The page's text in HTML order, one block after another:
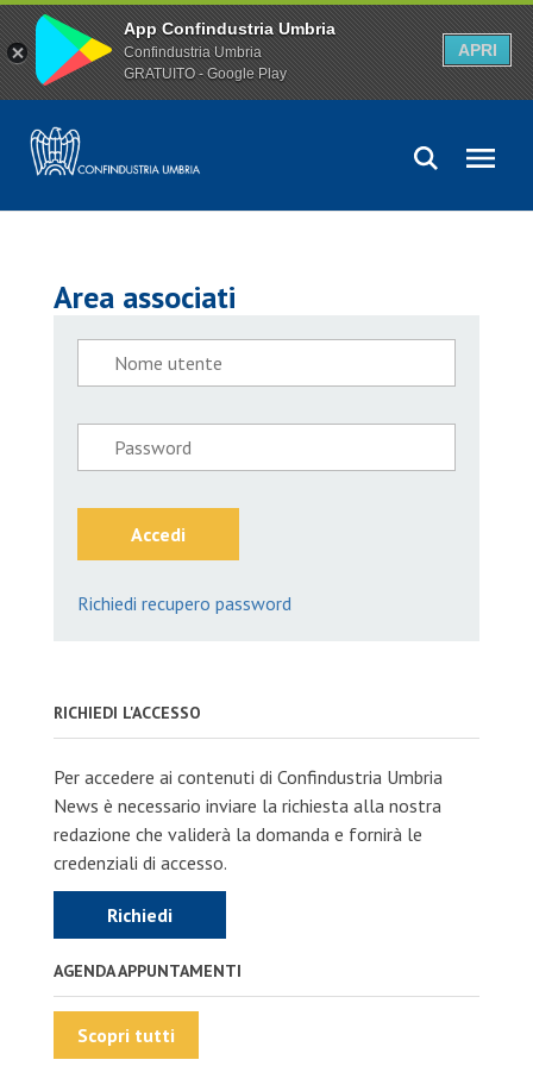
Area associati
Accedi
Richiedi recupero password
RICHIEDI L'ACCESSO
Per accedere ai contenuti di Confindustria Umbria
News è necessario inviare la richiesta alla nostra
redazione che validerà la domanda e fornirà le
credenziali di accesso.
Richiedi
AGENDA APPUNTAMENTI
Scopri tutti
App Confindustria Umbria
Confindustria Umbria
GRATUITO - Google Play
APRI